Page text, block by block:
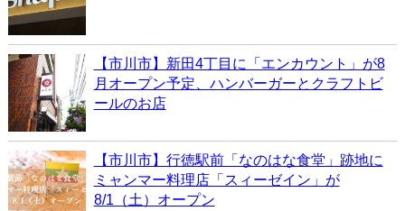
【市川市】新田4丁目に「エンカウント」が8
月オープン予定、ハンバーガーとクラフトビ
ールのお店
【市川市】行徳駅前「なのはな食堂」跡地に
ミャンマー料理店「スィーゼイン」が
8/1（土）オープン